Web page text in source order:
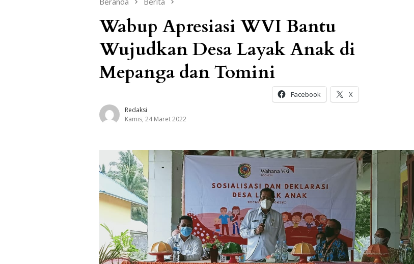
Wabup Apresiasi WVI Bantu
Wujudkan Desa Layak Anak di
Mepanga dan Tomini
Redaksi
Kamis, 24 Maret 2022
Facebook X